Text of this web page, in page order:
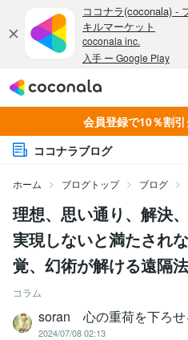
会員登録で10％割引
ココナラブログ
ホーム ブログトップ ブログ
理想、思い通り、解決
実現しないと満たされ
覚、幻術が解ける遠隔
コラム
soran 心の重荷を下ろせ
2024/07/08 02:13